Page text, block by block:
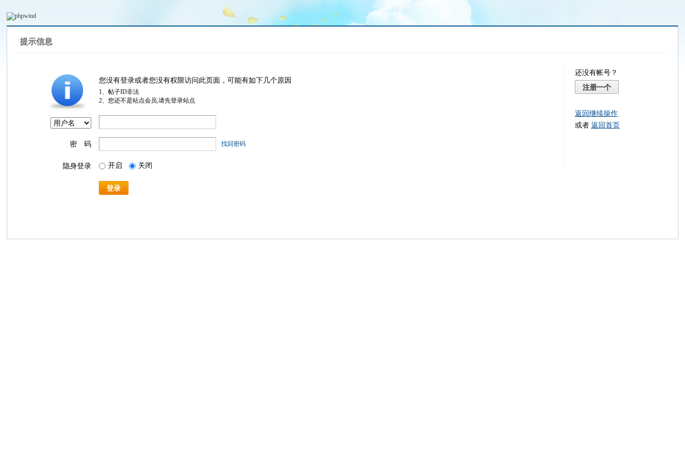
提示信息
您没有登录或者您没有权限访问此页面，可能有如下几个原因
1、帖子ID非法
2、您还不是站点会员,请先登录站点
密 码 找回密码
隐身登录 开启 关闭
登录
还没有帐号？
注册一个
返回继续操作
或者 返回首页